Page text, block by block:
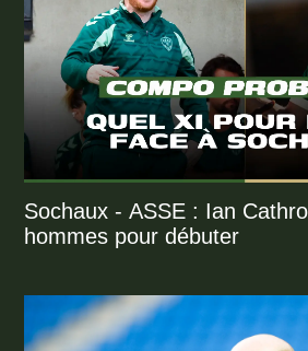
Sochaux - ASSE : Ian
hommes pour débuter